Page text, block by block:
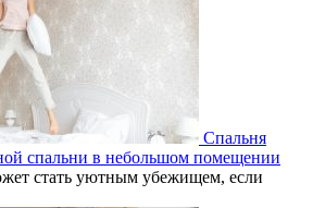
Спальня
спальни в небольшом помещении
стать уютным убежищем, если